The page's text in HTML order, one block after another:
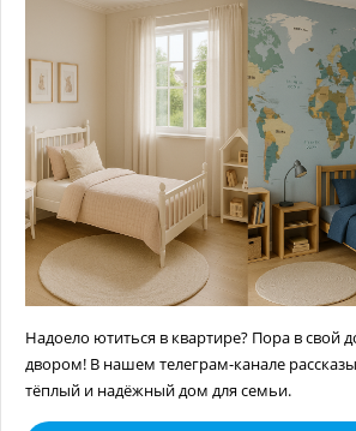
Надоело ютиться в квартире? Пора в свой
двором! В нашем телеграм-канале
тёплый и надёжный дом для семьи.